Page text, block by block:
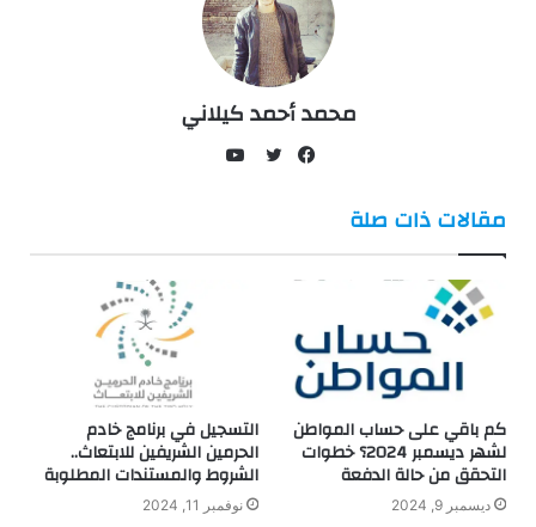
محمد أحمد كيلاني
مقالات ذات صلة
كم باقي على حساب المواطن
لشهر ديسمبر 2024؟ خطوات
التحقق من حالة الدفعة
ديسمبر 9, 2024
التسجيل في برنامج خادم
الحرمين الشريفين للابتعاث..
الشروط والمستندات المطلوبة
نوفمبر 11, 2024